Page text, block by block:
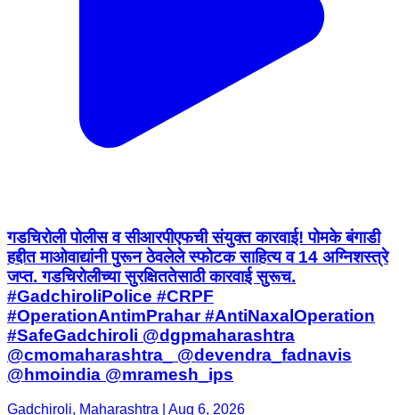
गडचिरोली पोलीस व सीआरपीएफची संयुक्त कारवाई! पोमके बंगाडी
हद्दीत माओवाद्यांनी पुरून ठेवलेले स्फोटक साहित्य व 14 अग्निशस्त्रे
जप्त. गडचिरोलीच्या सुरक्षिततेसाठी कारवाई सुरूच.
#GadchiroliPolice #CRPF
#OperationAntimPrahar #AntiNaxalOperation
#SafeGadchiroli @dgpmaharashtra
@cmomaharashtra_ @devendra_fadnavis
@hmoindia @mramesh_ips
Gadchiroli, Maharashtra | Aug 6, 2026